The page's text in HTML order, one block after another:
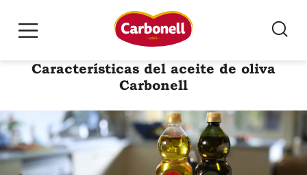
Características del aceite de oliva
Carbonell